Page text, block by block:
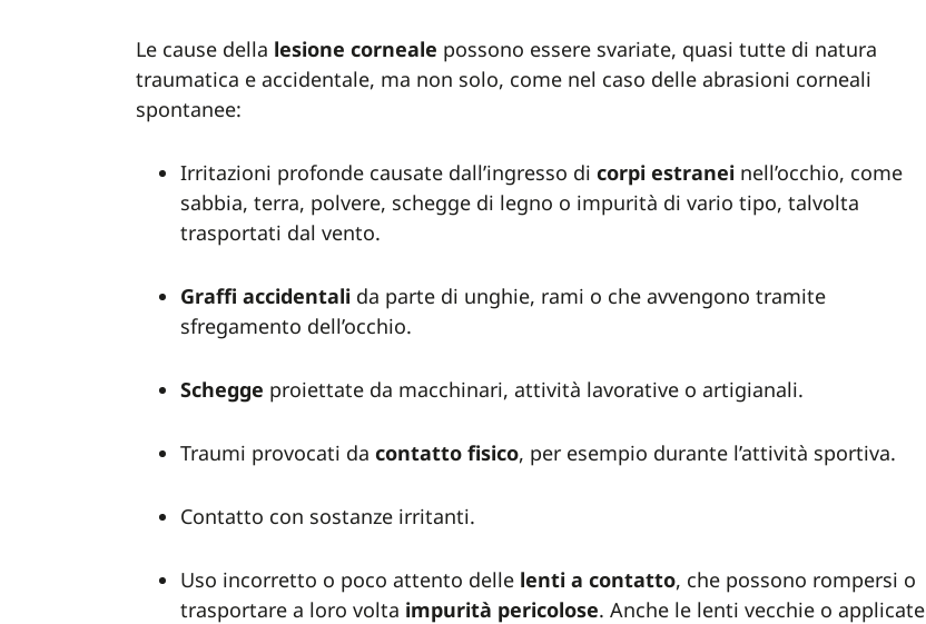
Le cause della lesione corneale possono essere svariate, quasi tutte di natura
traumatica e accidentale, ma non solo, come nel caso delle abrasioni corneali
spontanee:
Irritazioni profonde causate dall’ingresso di corpi estranei nell’occhio, come
sabbia, terra, polvere, schegge di legno o impurità di vario tipo, talvolta
trasportati dal vento.
Graffi accidentali da parte di unghie, rami o che avvengono tramite
sfregamento dell’occhio.
Schegge proiettate da macchinari, attività lavorative o artigianali.
Traumi provocati da contatto fisico, per esempio durante l’attività sportiva.
Contatto con sostanze irritanti.
Uso incorretto o poco attento delle lenti a contatto, che possono rompersi o
trasportare a loro volta impurità pericolose. Anche le lenti vecchie o applicate